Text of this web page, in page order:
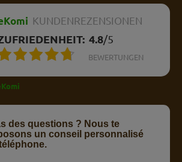
KUNDENREZENSIONEN
4.8/5
BEWERTUNGEN
des questions ? Nous te
un conseil personnalisé